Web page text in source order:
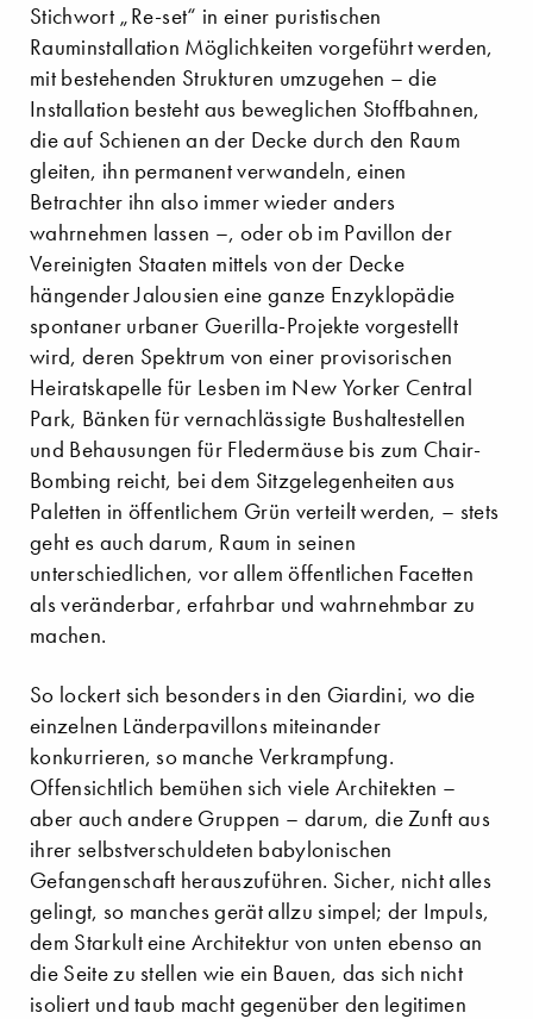
Stichwort „Re-set“ in einer puristischen
Rauminstallation Möglichkeiten vorgeführt werden,
mit bestehenden Strukturen umzugehen – die
Installation besteht aus beweglichen Stoffbahnen,
die auf Schienen an der Decke durch den Raum
gleiten, ihn permanent verwandeln, einen
Betrachter ihn also immer wieder anders
wahrnehmen lassen –, oder ob im Pavillon der
Vereinigten Staaten mittels von der Decke
hängender Jalousien eine ganze Enzyklopädie
spontaner urbaner Guerilla-Projekte vorgestellt
wird, deren Spektrum von einer provisorischen
Heiratskapelle für Lesben im New Yorker Central
Park, Bänken für vernachlässigte Bushaltestellen
und Behausungen für Fledermäuse bis zum Chair-
Bombing reicht, bei dem Sitzgelegenheiten aus
Paletten in öffentlichem Grün verteilt werden, – stets
geht es auch darum, Raum in seinen
unterschiedlichen, vor allem öffentlichen Facetten
als veränderbar, erfahrbar und wahrnehmbar zu
machen.
So lockert sich besonders in den Giardini, wo die
einzelnen Länderpavillons miteinander
konkurrieren, so manche Verkrampfung.
Offensichtlich bemühen sich viele Architekten –
aber auch andere Gruppen – darum, die Zunft aus
ihrer selbstverschuldeten babylonischen
Gefangenschaft herauszuführen. Sicher, nicht alles
gelingt, so manches gerät allzu simpel; der Impuls,
dem Starkult eine Architektur von unten ebenso an
die Seite zu stellen wie ein Bauen, das sich nicht
isoliert und taub macht gegenüber den legitimen